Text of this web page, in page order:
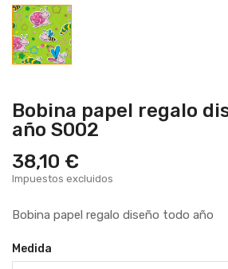
Bobina papel regalo
año S002
38,10 €
Impuestos excluidos
Bobina papel regalo diseño todo año
Medida